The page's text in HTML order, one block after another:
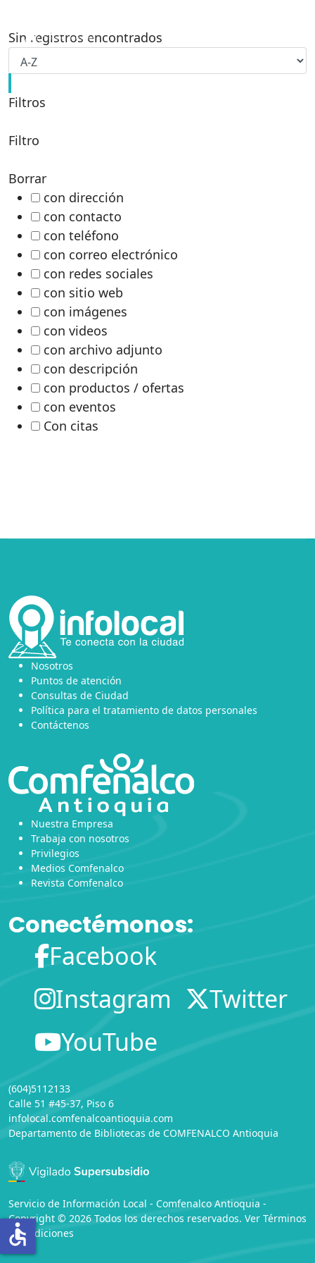
Sin registros encontrados
Filtros
Filtro
Borrar
con dirección
con contacto
con teléfono
con correo electrónico
con redes sociales
con sitio web
con imágenes
con videos
con archivo adjunto
con descripción
con productos / ofertas
con eventos
Con citas
Nosotros
Puntos de atención
Consultas de Ciudad
Política para el tratamiento de datos personales
Contáctenos
Nuestra Empresa
Trabaja con nosotros
Privilegios
Medios Comfenalco
Revista Comfenalco
Conectémonos:
Facebook
Instagram
Twitter
YouTube
(604)5112133
Calle 51 #45-37, Piso 6
infolocal.comfenalcoantioquia.com
Departamento de Bibliotecas de COMFENALCO Antioquia
Servicio de Información Local - Comfenalco Antioquia -
Copyright © 2026 Todos los derechos reservados. Ver Términos
y Condiciones
accessible